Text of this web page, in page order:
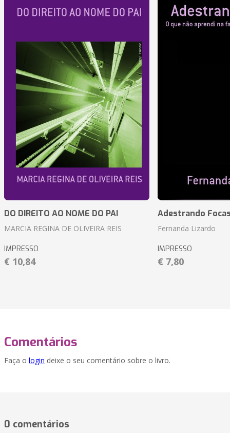
DO DIREITO AO NOME DO PAI
MARCIA REGINA DE OLIVEIRA REIS
IMPRESSO
€ 10,84
Adestrando
Fernanda Lizardo
IMPRESSO
€ 7,80
Comentários
Faça o login deixe o seu comentário sobre o livro.
0 comentários